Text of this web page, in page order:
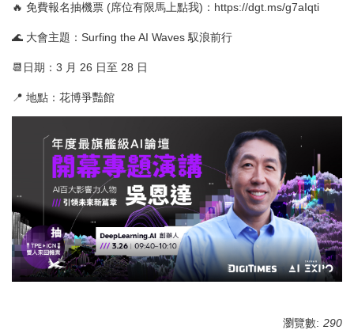
🔥 免費報名抽機票 (席位有限馬上點我)：https://dgt.ms/g7aIqti
🌊 大會主題：Surfing the AI Waves 馭浪前行
📆日期：3 月 26 日至 28 日
📍 地點：花博爭豔館
瀏覽數: 290